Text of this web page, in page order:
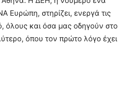
Ευρώπη, στηρίζει, ενεργά τις
όλους και όσα μας οδηγούν στο
όπου τον πρώτο λόγο έχει